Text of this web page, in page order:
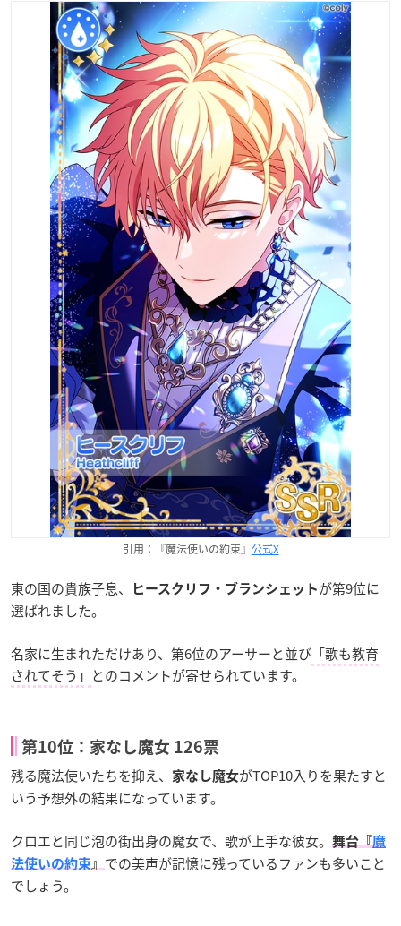
引用：『魔法使いの約束』 公式X
東の国の貴族子息、 ヒースクリフ・ブランシェット が第9位に
選ばれました。
名家に生まれただけあり、第6位のアーサーと並び 「歌も教育
されてそう」 とのコメントが寄せられています。
第10位：家なし魔女 126票
残る魔法使いたちを抑え、 家なし魔女がTOP10入りを果たすと
いう予想外の結果になっています。
クロエと同じ泡の街出身の魔女で、歌が上手な彼女。 舞台『魔
法使いの約束 』 での美声が記憶に残っているファンも多いこと
でしょう。